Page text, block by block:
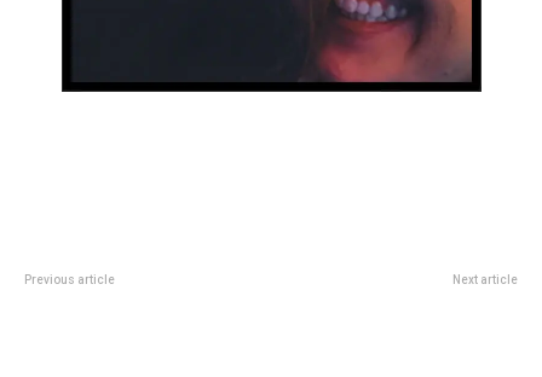
Previous article Next article